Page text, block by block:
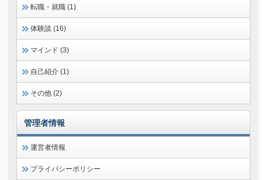
転職・就職 (1)
体験談 (16)
マインド (3)
自己紹介 (1)
その他 (2)
管理者情報
運営者情報
プライバシーポリシー